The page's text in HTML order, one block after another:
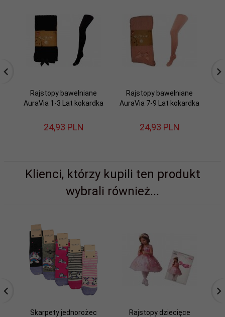
Rajstopy bawełniane
AuraVia 1-3 Lat kokardka
24,93 PLN
Rajstopy bawełniane
AuraVia 7-9 Lat kokardka
24,93 PLN
Klienci, którzy kupili ten produkt
wybrali również...
Skarpety jednorożec
Rajstopy dziecięce